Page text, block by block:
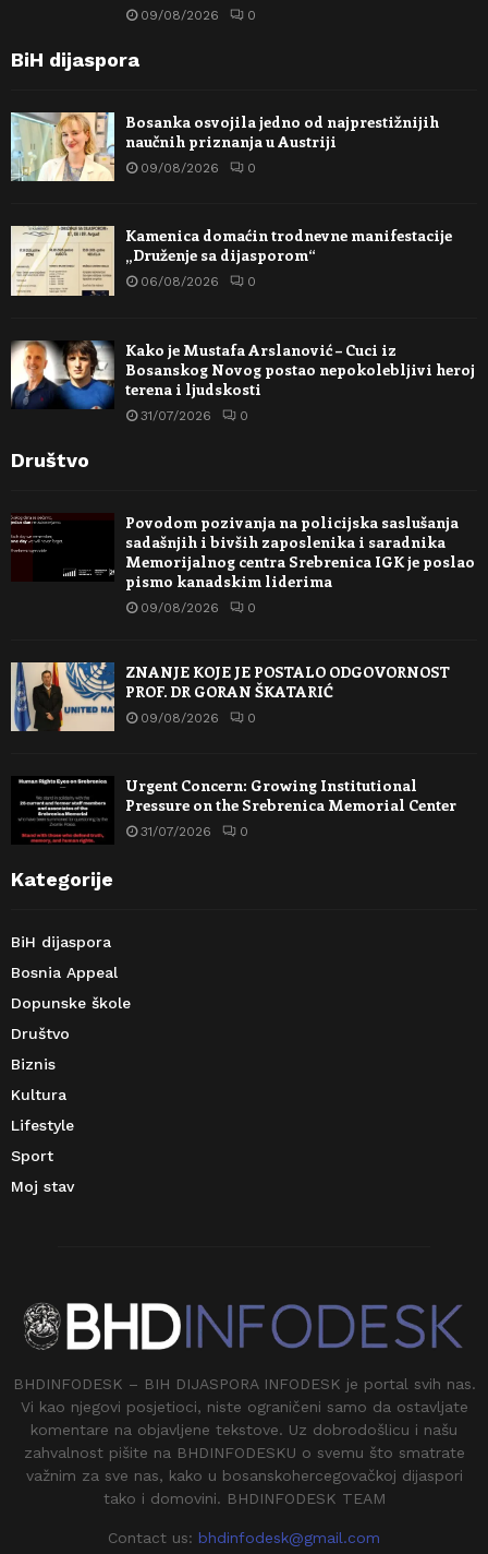
09/08/2026 0
BiH dijaspora
Bosanka osvojila jedno od najprestižnijih
naučnih priznanja u Austriji
09/08/2026 0
Kamenica domaćin trodnevne manifestacije
„Druženje sa dijasporom“
06/08/2026 0
Kako je Mustafa Arslanović – Cuci iz
Bosanskog Novog postao nepokolebljivi heroj
terena i ljudskosti
31/07/2026 0
Društvo
Povodom pozivanja na policijska saslušanja
sadašnjih i bivših zaposlenika i saradnika
Memorijalnog centra Srebrenica IGK je poslao
pismo kanadskim liderima
09/08/2026 0
ZNANJE KOJE JE POSTALO ODGOVORNOST
PROF. DR GORAN ŠKATARIĆ
09/08/2026 0
Urgent Concern: Growing Institutional
Pressure on the Srebrenica Memorial Center
31/07/2026 0
Kategorije
BiH dijaspora
Bosnia Appeal
Dopunske škole
Društvo
Biznis
Kultura
Lifestyle
Sport
Moj stav
BHDINFODESK – BIH DIJASPORA INFODESK je portal svih nas.
Vi kao njegovi posjetioci, niste ograničeni samo da ostavljate
komentare na objavljene tekstove. Uz dobrodošlicu i našu
zahvalnost pišite na BHDINFODESKU o svemu što smatrate
važnim za sve nas, kako u bosanskohercegovačkoj dijaspori
tako i domovini. BHDINFODESK TEAM
Contact us: bhdinfodesk@gmail.com